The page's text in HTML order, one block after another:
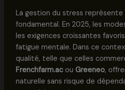
La gestion du stress
fondamental. En 2025, les
les exigences croissantes
fatigue mentale. Dans ce
qualité, telle que celles
Frenchfarm.acou Greeneo,
naturelle sans risque de